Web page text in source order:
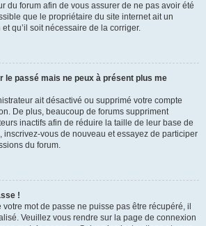
du forum afin de vous assurer de ne pas avoir été
que le propriétaire du site internet ait un
qu’il soit nécessaire de la corriger.
le passé mais ne peux à présent plus me
ait désactivé ou supprimé votre compte
De plus, beaucoup de forums suppriment
inactifs afin de réduire la taille de leur base de
inscrivez-vous de nouveau et essayez de participer
du forum.
!
mot de passe ne puisse pas être récupéré, il
Veuillez vous rendre sur la page de connexion